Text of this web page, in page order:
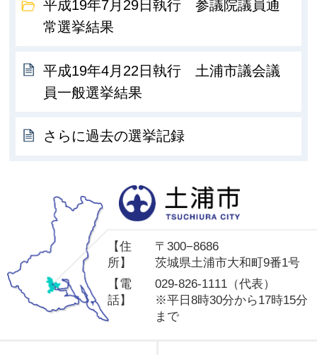
平成19年7月29日執行 参議院議員通
常選挙結果
平成19年4月22日執行 土浦市議会議
員一般選挙結果
さらに過去の選挙記録
【住
所】
〒300−8686
茨城県土浦市大和町9番1号
【電
話】
029-826-1111（代表）
※平日8時30分から17時15分
まで